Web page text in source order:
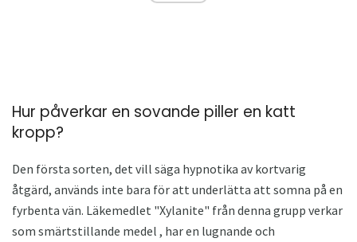
Hur påverkar en sovande piller en katt
kropp?
Den första sorten, det vill säga hypnotika av kortvarig
åtgärd, används inte bara för att underlätta att somna på en
fyrbenta vän. Läkemedlet "Xylanite" från denna grupp verkar
som smärtstillande medel , har en lugnande och